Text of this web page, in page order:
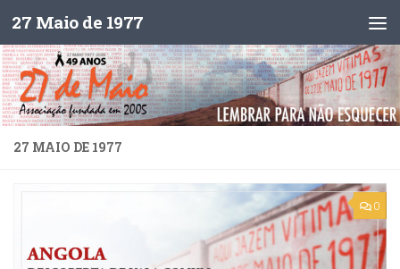
Skip to content
27 Maio de 1977
27 MAIO DE 1977
0